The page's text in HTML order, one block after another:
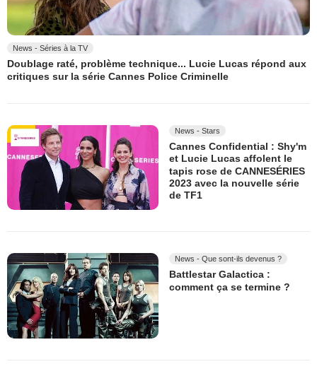
News - Séries à la TV
Doublage raté, problème technique... Lucie Lucas répond aux
critiques sur la série Cannes Police Criminelle
News - Stars
Cannes Confidential : Shy'm
et Lucie Lucas affolent le
tapis rose de CANNESÉRIES
2023 avec la nouvelle série
de TF1
News - Que sont-ils devenus ?
Battlestar Galactica :
comment ça se termine ?